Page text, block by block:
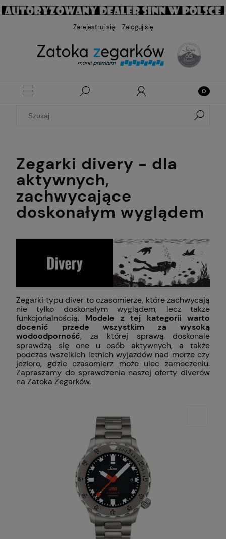
Zarejestruj się Zaloguj się
Zegarki divery - dla
aktywnych,
zachwycające
doskonałym wyglądem
Zegarki typu diver to czasomierze, które zachwycają
nie tylko doskonałym wyglądem, lecz także
funkcjonalnością. Modele z tej kategorii warto
docenić przede wszystkim za wysoką
wodoodporność, za której sprawą doskonale
sprawdzą się one u osób aktywnych, a także
podczas wszelkich letnich wyjazdów nad morze czy
jezioro, gdzie czasomierz może ulec zamoczeniu.
Zapraszamy do sprawdzenia naszej oferty diverów
na Zatoka Zegarków.